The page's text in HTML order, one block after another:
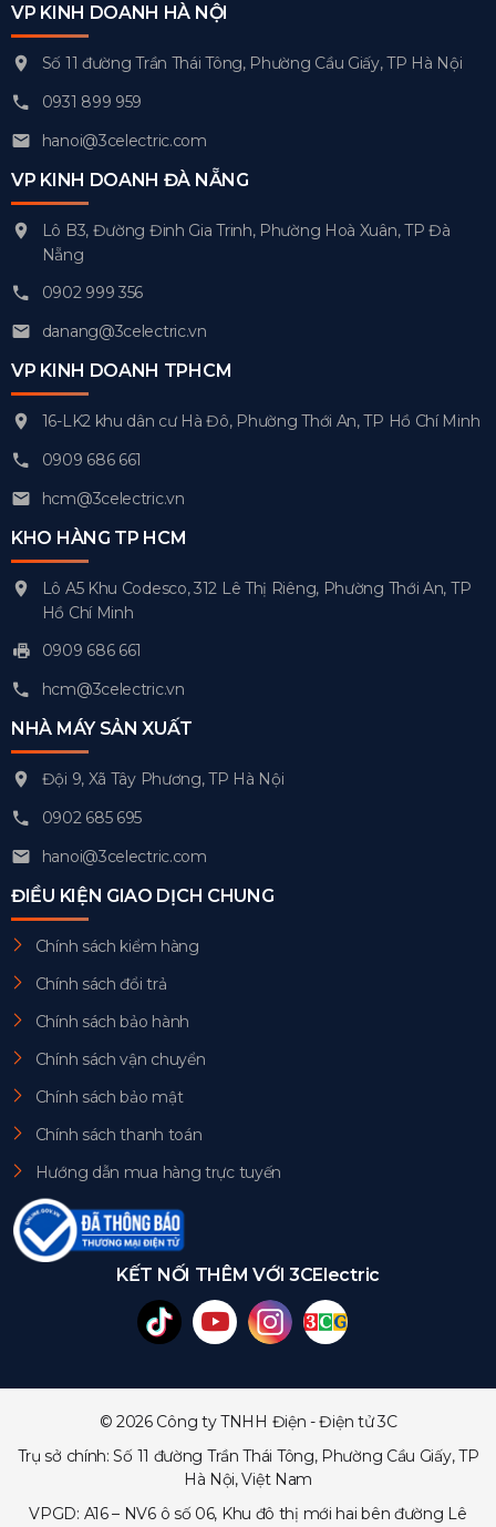
VP KINH DOANH HÀ NỘI
Số 11 đường Trần Thái Tông, Phường Cầu Giấy, TP Hà Nội
0931 899 959
hanoi@3celectric.com
VP KINH DOANH ĐÀ NẴNG
Lô B3, Đường Đinh Gia Trinh, Phường Hoà Xuân, TP Đà
Nẵng
0902 999 356
danang@3celectric.vn
VP KINH DOANH TPHCM
16-LK2 khu dân cư Hà Đô, Phường Thới An, TP Hồ Chí Minh
0909 686 661
hcm@3celectric.vn
KHO HÀNG TP HCM
Lô A5 Khu Codesco, 312 Lê Thị Riêng, Phường Thới An, TP
Hồ Chí Minh
0909 686 661
hcm@3celectric.vn
NHÀ MÁY SẢN XUẤT
Đội 9, Xã Tây Phương, TP Hà Nội
0902 685 695
hanoi@3celectric.com
ĐIỀU KIỆN GIAO DỊCH CHUNG
Chính sách kiểm hàng
Chính sách đổi trả
Chính sách bảo hành
Chính sách vận chuyển
Chính sách bảo mật
Chính sách thanh toán
Hướng dẫn mua hàng trực tuyến
KẾT NỐI THÊM VỚI 3CElectric
© 2026 Công ty TNHH Điện - Điện tử 3C
Trụ sở chính: Số 11 đường Trần Thái Tông, Phường Cầu Giấy, TP
Hà Nội, Việt Nam
VPGD: A16 – NV6 ô số 06, Khu đô thị mới hai bên đường Lê